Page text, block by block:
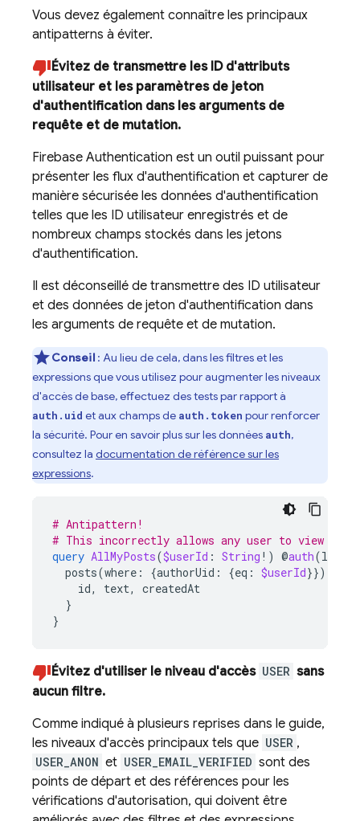
Vous devez également connaître les principaux
antipatterns à éviter.
Évitez de transmettre les ID d'attributs
utilisateur et les paramètres de jeton
d'authentification dans les arguments de
requête et de mutation.
Firebase Authentication est un outil puissant pour
présenter les flux d'authentification et capturer de
manière sécurisée les données d'authentification
telles que les ID utilisateur enregistrés et de
nombreux champs stockés dans les jetons
d'authentification.
Il est déconseillé de transmettre des ID utilisateur
et des données de jeton d'authentification dans
les arguments de requête et de mutation.
Conseil: Au lieu de cela, dans les filtres et les
expressions que vous utilisez pour augmenter les niveaux
d'accès de base, effectuez des tests par rapport à
auth.uid et aux champs de auth.token pour renforcer
la sécurité. Pour en savoir plus sur les données auth,
consultez la documentation de référence sur les
expressions.
# Antipattern!
# This incorrectly allows any user to view any
query AllMyPosts($userId : String !) @auth(level
posts(where : {authorUid : {eq : $userId}})
id, text,
createdAt
}
}
Évitez d'utiliser le niveau d'accès USER sans
aucun filtre.
Comme indiqué à plusieurs reprises dans le guide,
les niveaux d'accès principaux tels que USER ,
USER_ANON et USER_EMAIL_VERIFIED sont des
points de départ et des références pour les
vérifications d'autorisation, qui doivent être